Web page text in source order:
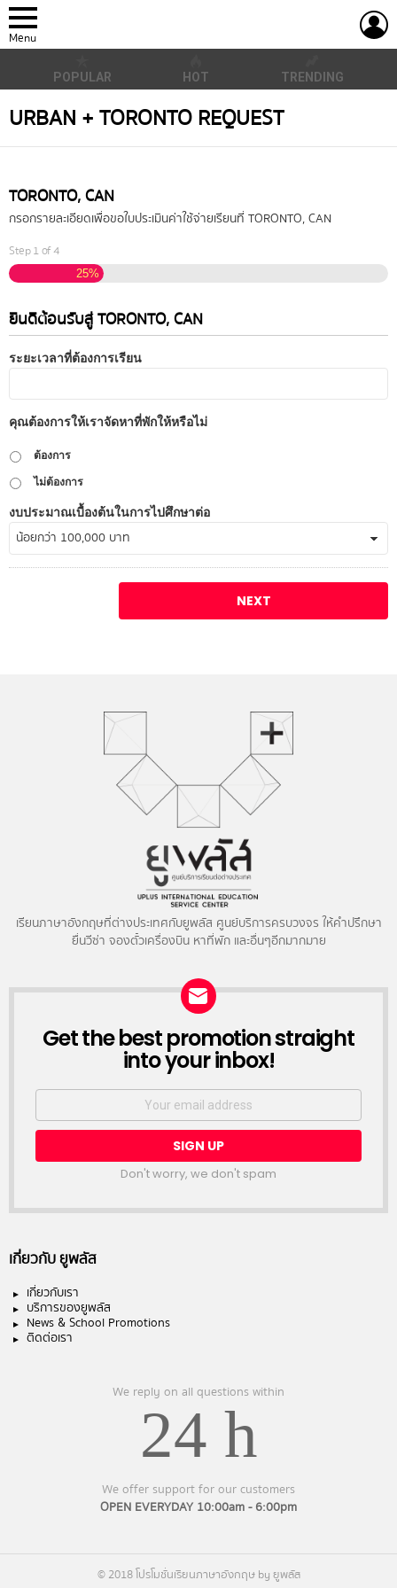
Menu
POPULAR HOT TRENDING
URBAN + TORONTO REQUEST
TORONTO, CAN
กรอกรายละเอียดเพื่อขอใบประเมินค่าใช้จ่ายเรียนที่ TORONTO, CAN
Step1of4
25%
ยินดีต้อนรับสู่ TORONTO, CAN
ระยะเวลาที่ต้องการเรียน
คุณต้องการให้เราจัดหาที่พักให้หรือไม่
ต้องการ
ไม่ต้องการ
งบประมาณเบื้องต้นในการไปศึกษาต่อ
เรียนภาษาอังกฤษที่ต่างประเทศกับยูพลัส ศูนย์บริการครบวงจร ให้คำปรึกษา
ยื่นวีซ่า จองตั๋วเครื่องบิน หาที่พัก และอื่นๆอีกมากมาย
NEWSLETTER
Get the best promotion straight
into your inbox!
Email
Don't worry, we don't spam
เกี่ยวกับ ยูพลัส
เกี่ยวกับเรา
บริการของยูพลัส
News & School Promotions
ติดต่อเรา
We reply on all questions within
24 h
We offer support for our customers
OPEN EVERYDAY 10:00am - 6:00pm
© 2018 โปรโมชั่นเรียนภาษาอังกฤษ by ยูพลัส